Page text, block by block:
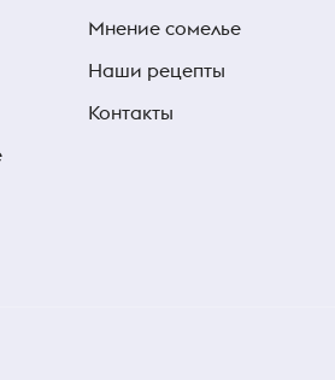
Мнение сомелье
Наши рецепты
Контакты